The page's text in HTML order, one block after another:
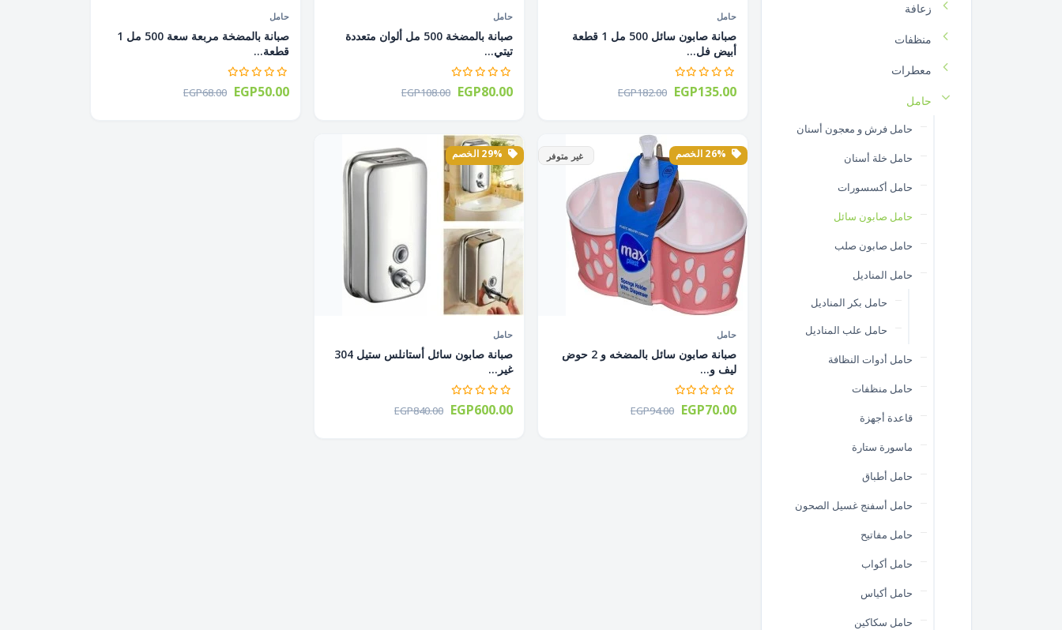
حامل
صبانة صابون سائل 500 مل 1 قطعة
أبيض فل...
EGP182.00 EGP135.00
حامل
صبانة بالمضخة 500 مل ألوان متعددة
تيتي...
EGP108.00 EGP80.00
حامل
صبانة بالمضخة مربعة سعة 500 مل 1
قطعة...
EGP68.00 EGP50.00
غير متوفر
حامل
صبانة صابون سائل بالمضخه و 2 حوض
ليف و...
EGP94.00 EGP70.00
حامل
صبانة صابون سائل أستانلس ستيل 304
غير...
EGP840.00 EGP600.00
زعافة
منظفات
معطرات
حامل
حامل فرش و معجون أسنان
حامل خلة أسنان
حامل أكسسورات
حامل صابون سائل
حامل صابون صلب
حامل المناديل
حامل بكر المناديل
حامل علب المناديل
حامل أدوات النظافة
حامل منظفات
قاعدة أجهزة
ماسورة ستارة
حامل أطباق
حامل أسفنج غسيل الصحون
حامل مفاتيح
حامل أكواب
حامل أكياس
حامل سكاكين